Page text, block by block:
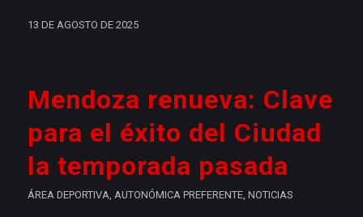
13 DE AGOSTO DE 2025
Mendoza renueva: Clave
para el éxito del Ciudad
la temporada pasada
ÁREA DEPORTIVA AUTONÓMICA PREFERENTE, NOTICIAS